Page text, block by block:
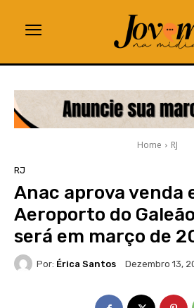
Home RJ
RJ
Anac aprova venda
Aeroporto do
será em março de
Por: Érica Santos Dezembro 13,